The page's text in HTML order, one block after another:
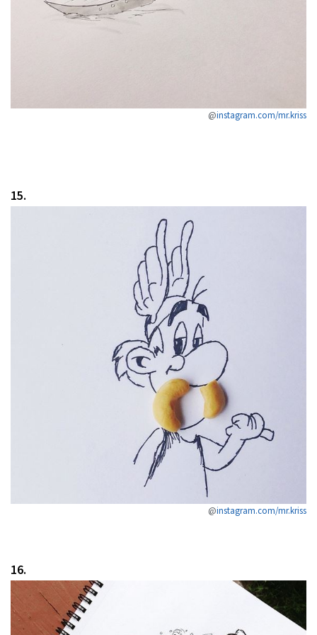
@instagram.com/mr.kriss
15.
@instagram.com/mr.kriss
16.